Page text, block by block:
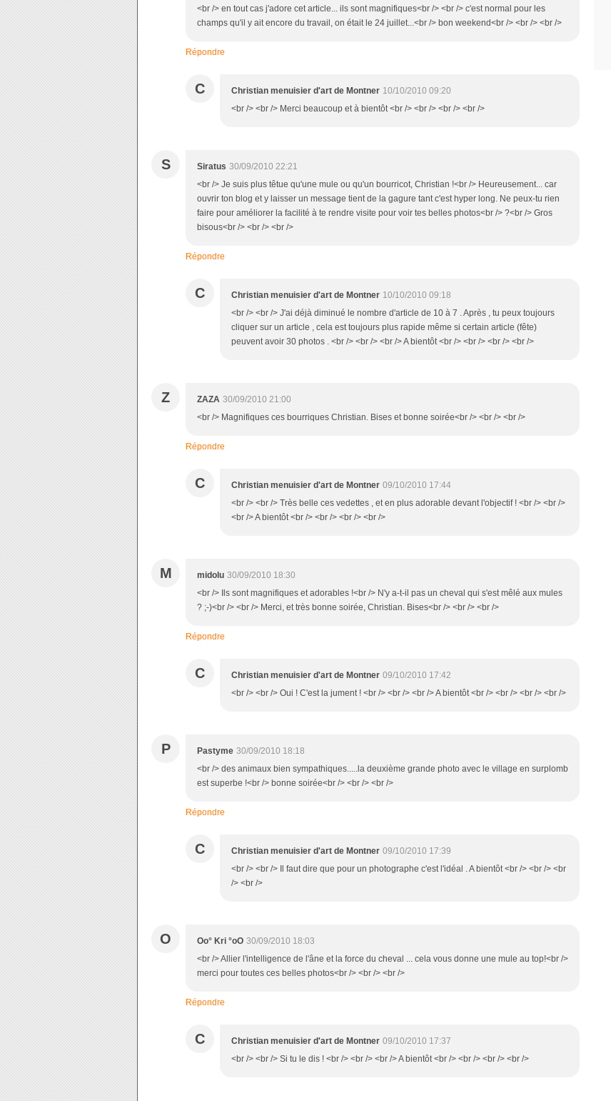
<br /> en tout cas j'adore cet article... ils sont magnifiques<br /> <br /> c'est normal pour les
champs qu'il y ait encore du travail, on était le 24 juillet...<br /> bon weekend<br /> <br /> <br />
Répondre
C Christian menuisier d'art de Montner 10/10/2010 09:20
<br /> <br /> Merci beaucoup et à bientôt <br /> <br /> <br /> <br />
S Siratus 30/09/2010 22:21
<br /> Je suis plus têtue qu'une mule ou qu'un bourricot, Christian !<br /> Heureusement... car
ouvrir ton blog et y laisser un message tient de la gagure tant c'est hyper long. Ne peux-tu rien
faire pour améliorer la facilité à te rendre visite pour voir tes belles photos<br /> ?<br /> Gros
bisous<br /> <br /> <br />
Répondre
C Christian menuisier d'art de Montner 10/10/2010 09:18
<br /> <br /> J'ai déjà diminué le nombre d'article de 10 à 7 . Après , tu peux toujours
cliquer sur un article , cela est toujours plus rapide même si certain article (fête)
peuvent avoir 30 photos . <br /> <br /> <br /> A bientôt <br /> <br /> <br /> <br />
Z ZAZA 30/09/2010 21:00
<br /> Magnifiques ces bourriques Christian. Bises et bonne soirée<br /> <br /> <br />
Répondre
C Christian menuisier d'art de Montner 09/10/2010 17:44
<br /> <br /> Très belle ces vedettes , et en plus adorable devant l'objectif ! <br /> <br />
<br /> A bientôt <br /> <br /> <br /> <br />
M midolu 30/09/2010 18:30
<br /> Ils sont magnifiques et adorables !<br /> N'y a-t-il pas un cheval qui s'est mêlé aux mules
? ;-)<br /> <br /> Merci, et très bonne soirée, Christian. Bises<br /> <br /> <br />
Répondre
C Christian menuisier d'art de Montner 09/10/2010 17:42
<br /> <br /> Oui ! C'est la jument ! <br /> <br /> <br /> A bientôt <br /> <br /> <br /> <br />
P Pastyme 30/09/2010 18:18
<br /> des animaux bien sympathiques.....la deuxième grande photo avec le village en surplomb
est superbe !<br /> bonne soirée<br /> <br /> <br />
Répondre
C Christian menuisier d'art de Montner 09/10/2010 17:39
<br /> <br /> Il faut dire que pour un photographe c'est l'idéal . A bientôt <br /> <br /> <br
/> <br />
O Oo° Kri °oO 30/09/2010 18:03
<br /> Allier l'intelligence de l'âne et la force du cheval ... cela vous donne une mule au top!<br />
merci pour toutes ces belles photos<br /> <br /> <br />
Répondre
C Christian menuisier d'art de Montner 09/10/2010 17:37
<br /> <br /> Si tu le dis ! <br /> <br /> <br /> A bientôt <br /> <br /> <br /> <br />